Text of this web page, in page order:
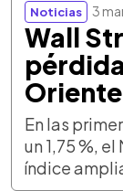
Noticias 3
Wall
En las
un 1,75 %,
índice